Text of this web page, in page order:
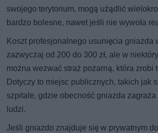
swojego terytorium, mogą użądlić
bardzo bolesne, nawet jeśli nie wywoła
Koszt profesjonalnego usunięcia gniazda
zazwyczaj od 200 do 300 zł, ale w
można wezwać straż pożarną, która zrobi
Dotyczy to miejsc publicznych, takich jak
szpitale, gdzie obecność gniazda
ludzi.
Jeśli gniazdo znajduje się w prywatnym